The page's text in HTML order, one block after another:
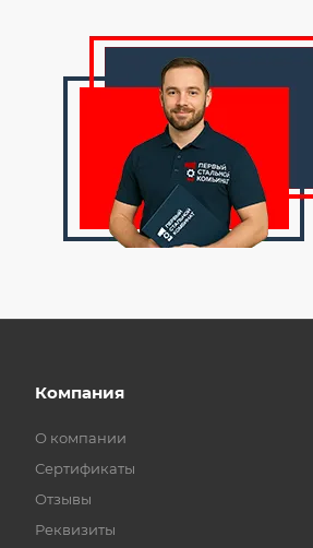
Компания
О компании
Сертификаты
Отзывы
Реквизиты